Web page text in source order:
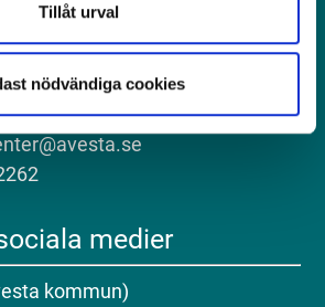
Tillåt urval
nödvändiga cookies
kommun, 774 81 Avesta
18, Avesta
50 00
medier
kommun)